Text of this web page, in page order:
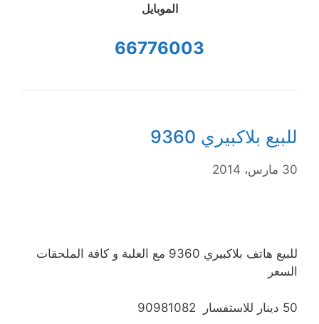
الموبايل
66776003
للبيع بلاكبيري 9360
30 مارس، 2014
للبيع هاتف بلاكبيري 9360 مع العلبة و كافة الملحقات
السعر
50 دينار للاستفسار 90981082